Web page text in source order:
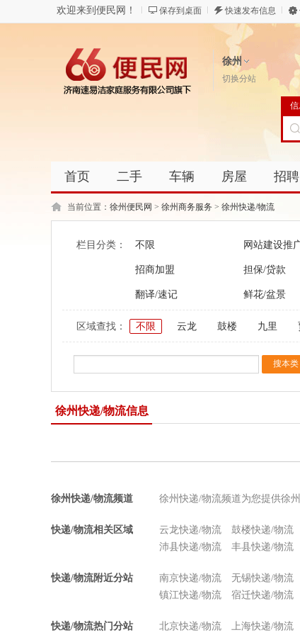
欢迎来到便民网！ 保存到桌面 快速发布信息
徐州
切换分站
信
首页 二手 车辆 房屋 招聘
当前位置： 徐州便民网 > 徐州商务服务 > 徐州快递/物流
栏目分类： 不限 网站建设推
招商加盟 担保/贷款
翻译/速记 鲜花/盆景
区域查找： 不限 云龙 鼓楼 九里
徐州快递/物流信息
徐州快递/物流频道 徐州快递/物流频道为您提供徐
快递/物流相关区域 云龙快递/物流 鼓楼快递/物流
沛县快递/物流
丰县快递/物流
快递/物流附近分站 南京快递/物流 无锡快递/物流
镇江快递/物流
宿迁快递/物流
快递/物流热门分站 北京快递/物流 上海快递/物流